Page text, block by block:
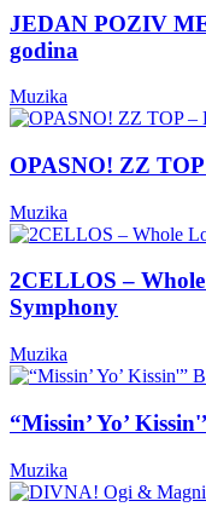
JEDAN POZIV
godina
Muzika
OPASNO! ZZ
Muzika
2CELLOS –
Symphony
Muzika
“Missin’ Yo’
Muzika